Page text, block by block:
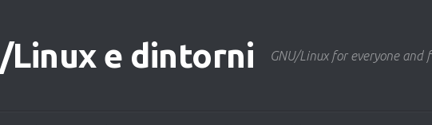
Linux e dintorni GNU/Linux for everyone and